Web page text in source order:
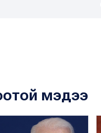
мэдээ